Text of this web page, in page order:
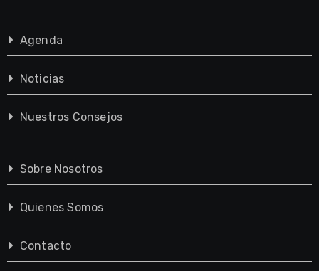
Agenda
Noticias
Nuestros Consejos
Sobre Nosotros
Quienes Somos
Contacto